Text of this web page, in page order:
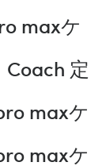
maxケ
定
maxケ
maxケ